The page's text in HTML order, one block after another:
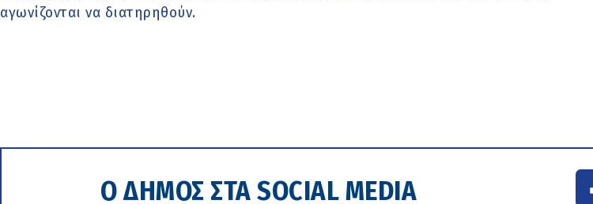
αγωνίζονται να διατηρηθούν.
Ο ΔΗΜΟΣ ΣΤΑ SOCIAL MEDIA